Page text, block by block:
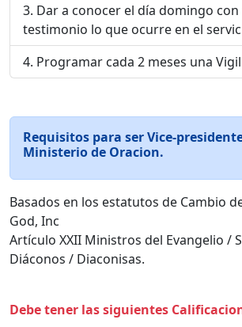
Dar a conocer el día domingo
testimonio lo que ocurre en el
Programar cada 2 meses una
Requisitos para ser Vice-
Ministerio de Oracion.
Basados en los estatutos de Cambio
God, Inc
Artículo XXII Ministros del Evangelio /
Diáconos / Diaconisas.
Debe tener las siguientes